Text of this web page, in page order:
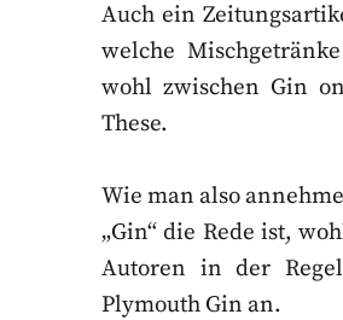
Auch ein
welche
wohl zwischen Gin
These.
Wie man also
„Gin“ die Rede ist,
Autoren in der
Plymouth Gin an.